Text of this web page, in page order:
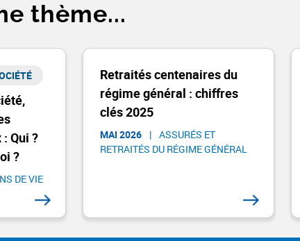
thème...
Qui ?
?
DE VIE
Retraités centenaires du
régime général : chiffres
clés 2025
MAI 2026 | ASSURÉS ET
RETRAITÉS DU RÉGIME GÉNÉRAL​